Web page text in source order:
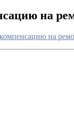
на
компенсацию на